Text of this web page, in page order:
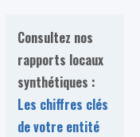
Consultez nos
rapports locaux
synthétiques :
Les chiffres clés
de votre entité